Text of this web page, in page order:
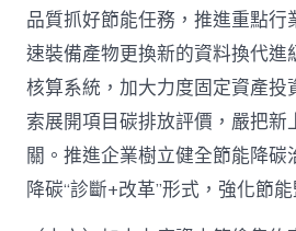
品質抓好節能任務，推進重點行
速裝備產物更換新的資料換代進
核算系統，加大力度固定資產投
索展開項目碳排放評價，嚴把新
關。推進企業樹立健全節能降
降碳“診斷+改革”形式，強化節能